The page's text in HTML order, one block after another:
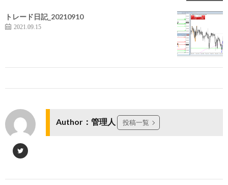
トレード日記_20210910
2021.09.15
Author：管理人 投稿一覧